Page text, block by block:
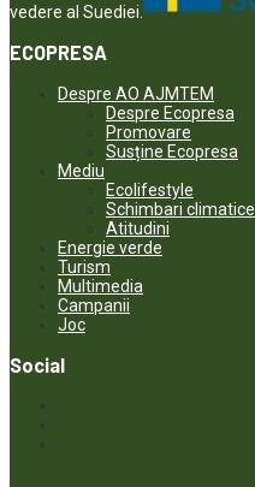
vedere al Suediei.
ECOPRESA
Despre AO AJMTEM
Despre Ecopresa
Promovare
Susține Ecopresa
Mediu
Ecolifestyle
Schimbari climatice
Atitudini
Energie verde
Turism
Multimedia
Campanii
Joc
Social